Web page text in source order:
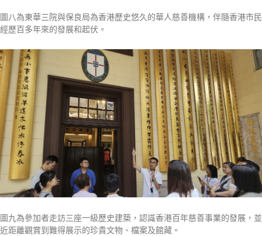
圖八為東華三院與保良局為香港歷史悠久的華人慈善機構，伴隨香港市民
經歷百多年來的發展和起伏。
圖九為參加者走訪三座一級歷史建築，認識香港百年慈善事業的發展，並
近距離觀賞到難得展示的珍貴文物、檔案及館藏。